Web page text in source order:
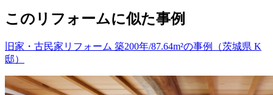
このリフォームに似た事例
旧家・古民家リフォーム 築200年/87.64m²の事例（茨城県 K
邸）